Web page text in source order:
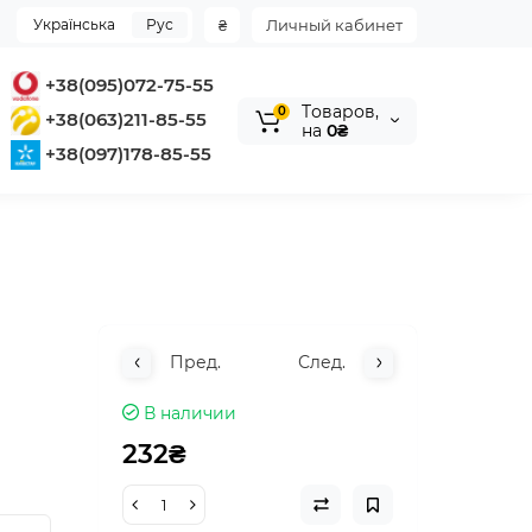
Личный кабинет
₴
Українська Рус
+38(095)072-75-55
+38(063)211-85-55
+38(097)178-85-55
0
Tоваров,
на 0₴
Пред. След.
В наличии
232₴